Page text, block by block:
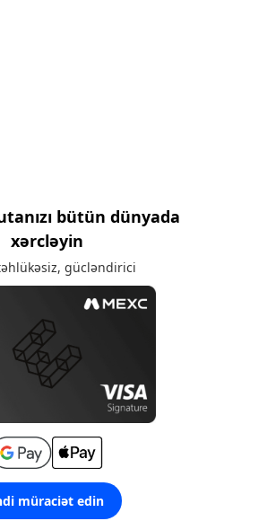
bütün dünyada
xərcləyin
gücləndirici
müraciət edin